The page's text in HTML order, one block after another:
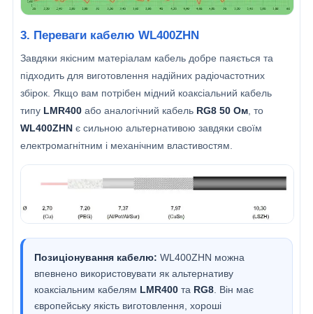
3. Переваги кабелю WL400ZHN
Завдяки якісним матеріалам кабель добре паяється та
підходить для виготовлення надійних радіочастотних
збірок. Якщо вам потрібен мідний коаксіальний кабель
типу LMR400 або аналогічний кабель RG8 50 Ом, то
WL400ZHN є сильною альтернативою завдяки своїм
електромагнітним і механічним властивостям.
Позиціонування кабелю: WL400ZHN можна
впевнено використовувати як альтернативу
коаксіальним кабелям LMR400 та RG8 . Він має
європейську якість виготовлення, хороші